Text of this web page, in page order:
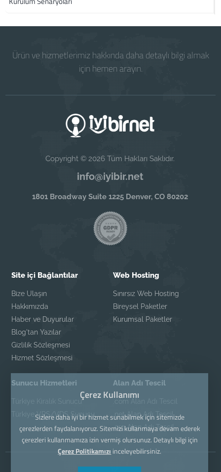
Ürün ve hizmetlerimiz hakkında daha detaylı bilgi almak
için hemen arayın.
Copyright © 2026 Tüm Hakları Saklıdır.
info@iyibir.net
1801 Broadway Suite 1225 Denver, CO 80202
Site içi Bağlantılar
Bize Ulaşın
Hakkımızda
Haber ve Duyurular
Blog'tan Yazılar
Gizlilik Sözleşmesi
Hizmet Sözleşmesi
Web Hosting
Sınırsız Web Hosting
Bireysel Paketler
Kurumsal Paketler
Sunucu Hizmetleri
Türkiye Kiralık Sunucu
Türkiye VPS/VDS Sunucu
Alan Adı Tescil
.com Alan Adı Tescil
.net Alan Adı Tescil
.org Alan Adı Tescil
Çerez Kullanımı
Sizlere daha iyi bir hizmet sunabilmek için sitemizde
çerezlerden faydalanıyoruz. Sitemizi kullanmaya devam ederek
çerezleri kullanmamıza izin vermiş olursunuz. Detaylı bilgi için
Çerez Politikamızı inceleyebilirsiniz.